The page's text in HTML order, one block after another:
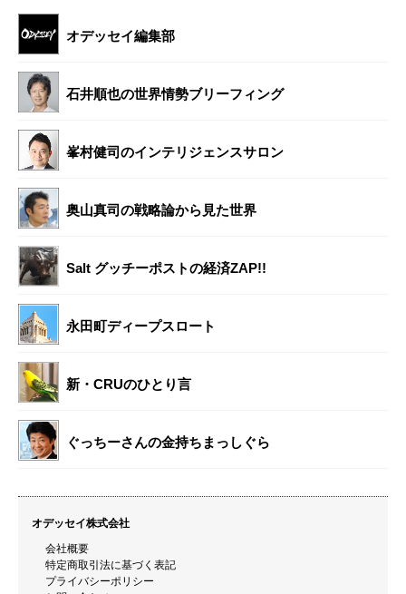
オデッセイ編集部
石井順也の世界情勢ブリーフィング
峯村健司のインテリジェンスサロン
奥山真司の戦略論から見た世界
Salt グッチーポストの経済ZAP!!
永田町ディープスロート
新・CRUのひとり言
ぐっちーさんの金持ちまっしぐら
オデッセイ株式会社
会社概要
特定商取引法に基づく表記
プライバシーポリシー